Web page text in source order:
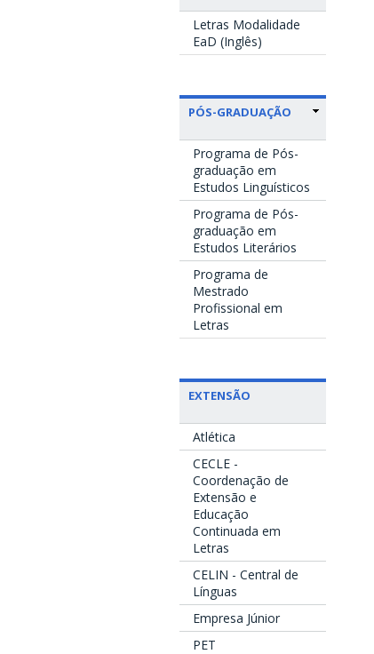
Letras Modalidade
EaD (Inglês)
PÓS-GRADUAÇÃO
Programa de Pós-
graduação em
Estudos Linguísticos
Programa de Pós-
graduação em
Estudos Literários
Programa de
Mestrado
Profissional em
Letras
EXTENSÃO
Atlética
CECLE -
Coordenação de
Extensão e
Educação
Continuada em
Letras
CELIN - Central de
Línguas
Empresa Júnior
PET